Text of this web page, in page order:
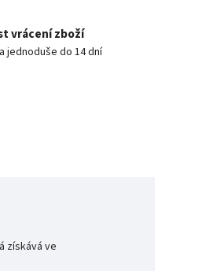
vrácení zboží
jednoduše do 14 dní
získává ve